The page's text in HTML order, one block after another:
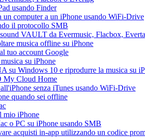
usando Finder
computer a un iPhone usando WiFi-Drive
il protocollo SMB
VAULT da Evermusic, Flacbox,
musica offline su iPhone
tuo account Google
su iPhone
su Windows 10 e riprodurre la musica su
My Cloud Home
senza iTunes usando WiFi-Drive
quando sei offline
mio iPhone
o PC su iPhone usando SMB
acquisti in-app utilizzando un codice